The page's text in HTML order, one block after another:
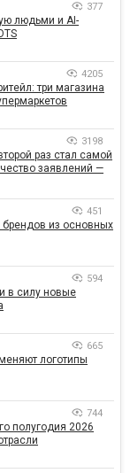
377
людьми и AI-
4205
три магазина
3198
раз стал самой
заявлений —
451
из основных
594
в силу новые
665
логотипы
744
полугодия 2026